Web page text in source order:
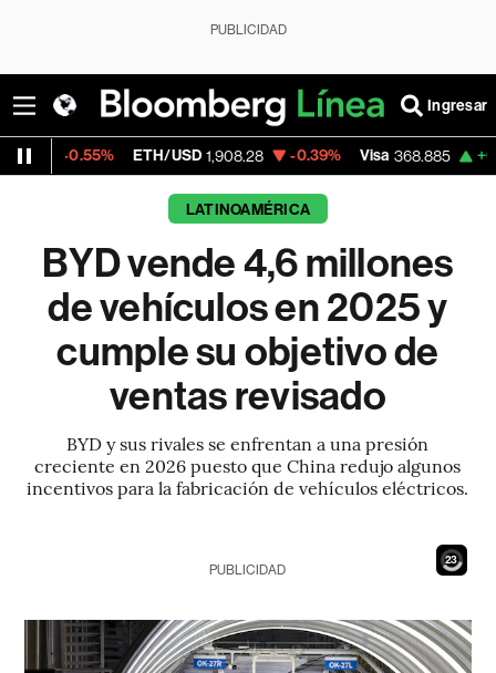
PUBLICIDAD
Ingresar
ETH/USD 1,908.28 -0.39% Visa 368.885 +0.09%
LATINOAMÉRICA
BYD vende 4,6 millones
de vehículos en 2025 y
cumple su objetivo de
ventas revisado
BYD y sus rivales se enfrentan a una presión
creciente en 2026 puesto que China redujo algunos
incentivos para la fabricación de vehículos eléctricos.
21
PUBLICIDAD